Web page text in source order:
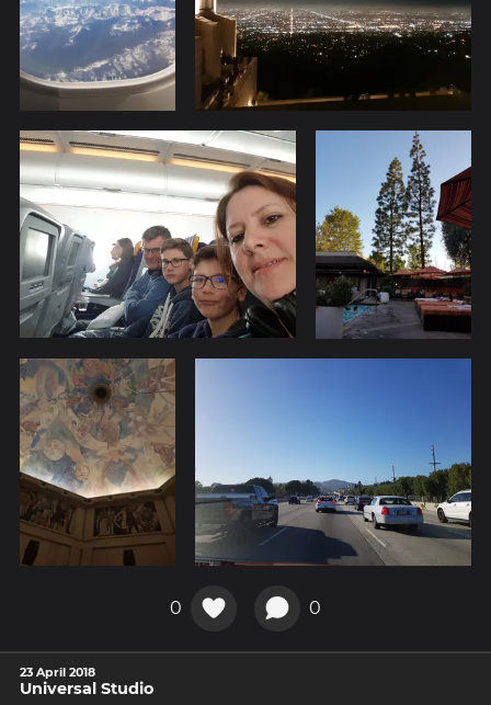
0 0
23 April 2018
Universal Studio